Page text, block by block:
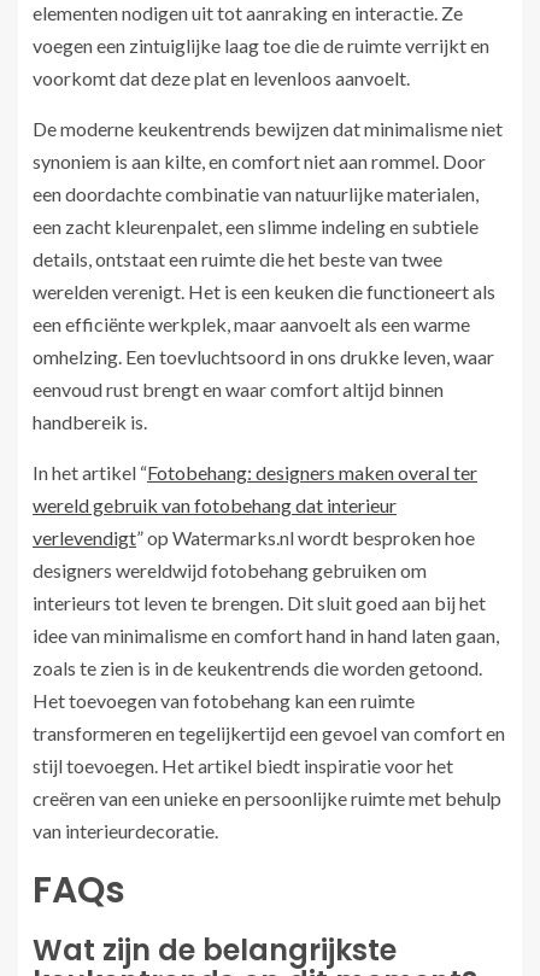
elementen nodigen uit tot aanraking en interactie. Ze
voegen een zintuiglijke laag toe die de ruimte verrijkt en
voorkomt dat deze plat en levenloos aanvoelt.
De moderne keukentrends bewijzen dat minimalisme niet
synoniem is aan kilte, en comfort niet aan rommel. Door
een doordachte combinatie van natuurlijke materialen,
een zacht kleurenpalet, een slimme indeling en subtiele
details, ontstaat een ruimte die het beste van twee
werelden verenigt. Het is een keuken die functioneert als
een efficiënte werkplek, maar aanvoelt als een warme
omhelzing. Een toevluchtsoord in ons drukke leven, waar
eenvoud rust brengt en waar comfort altijd binnen
handbereik is.
In het artikel “Fotobehang: designers maken overal ter
wereld gebruik van fotobehang dat interieur
verlevendigt” op Watermarks.nl wordt besproken hoe
designers wereldwijd fotobehang gebruiken om
interieurs tot leven te brengen. Dit sluit goed aan bij het
idee van minimalisme en comfort hand in hand laten gaan,
zoals te zien is in de keukentrends die worden getoond.
Het toevoegen van fotobehang kan een ruimte
transformeren en tegelijkertijd een gevoel van comfort en
stijl toevoegen. Het artikel biedt inspiratie voor het
creëren van een unieke en persoonlijke ruimte met behulp
van interieurdecoratie.
FAQs
Wat zijn de belangrijkste